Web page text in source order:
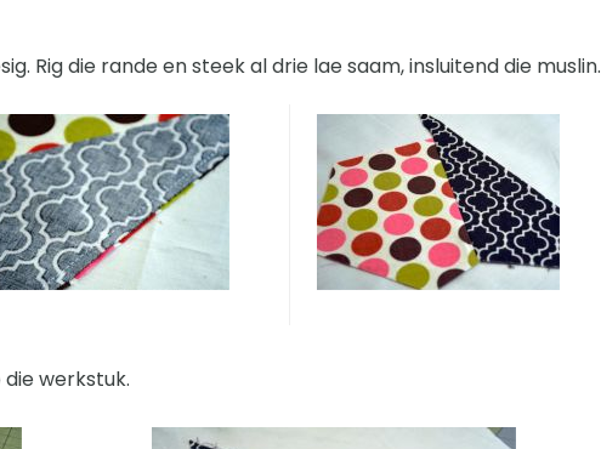
Rig die rande en steek al drie lae saam, insluitend die muslin.
werkstuk.